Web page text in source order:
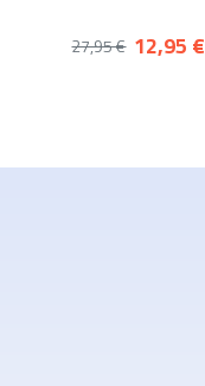
12,95 €
27,95 €